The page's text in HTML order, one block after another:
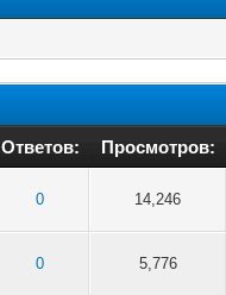
Ответов: Просмотров:
0 14,246
0 5,776